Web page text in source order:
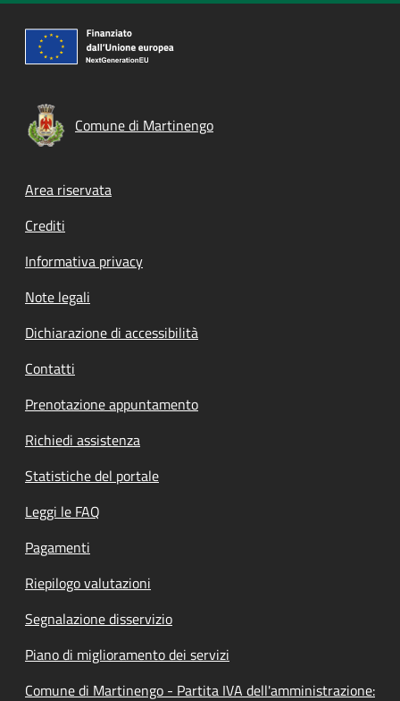
Comune di Martinengo
Footer menu
Area riservata
Crediti
Informativa privacy
Note legali
Dichiarazione di accessibilità
Contatti
Prenotazione appuntamento
Richiedi assistenza
Statistiche del portale
Leggi le FAQ
Pagamenti
Riepilogo valutazioni
Segnalazione disservizio
Piano di miglioramento dei servizi
Comune di Martinengo - Partita IVA dell'amministrazione: